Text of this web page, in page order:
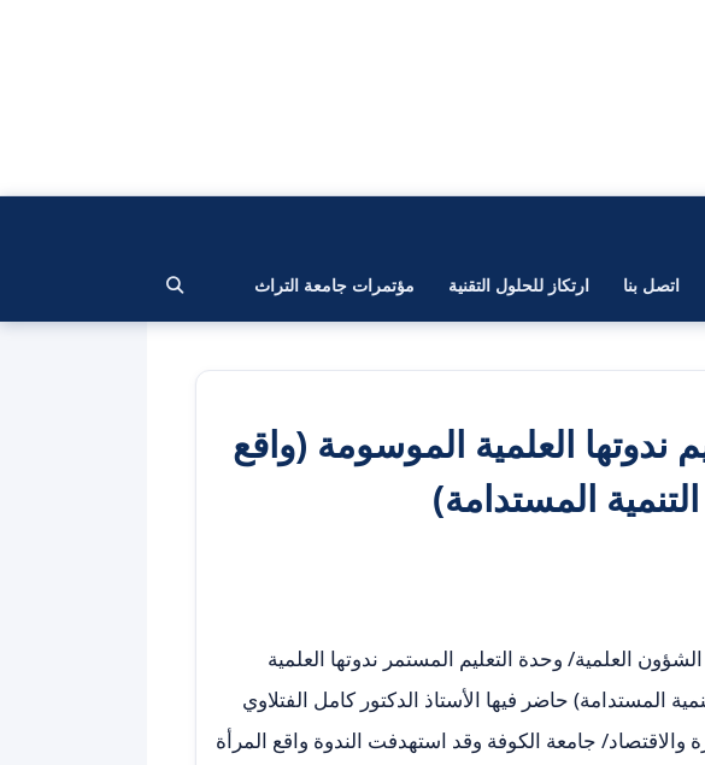
اتصل بنا ارتكاز للحلول التقنية مؤتمرات جامعة التراث
ندوتها العلمية الموسومة (واقع
المستدامة)
العلمية/ وحدة التعليم المستمر ندوتها العلمية
المستدامة) حاضر فيها الأستاذ الدكتور كامل الفتلاوي
والاقتصاد/ جامعة الكوفة وقد استهدفت الندوة واقع المرأة